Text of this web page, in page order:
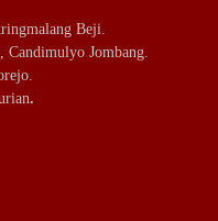
Beji.
Jombang.
.